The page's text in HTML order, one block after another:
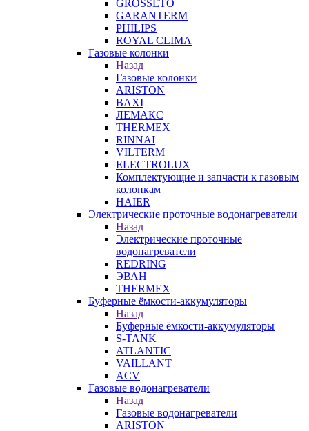
GROSSETO
GARANTERM
PHILIPS
ROYAL CLIMA
Газовые колонки
Назад
Газовые колонки
ARISTON
BAXI
ЛЕМАКС
THERMEX
RINNAI
VILTERM
ELECTROLUX
Комплектующие и запчасти к газовым
колонкам
HAIER
Электрические проточные водонагреватели
Назад
Электрические проточные
водонагреватели
REDRING
ЭВАН
THERMEX
Буферные ёмкости-аккумуляторы
Назад
Буферные ёмкости-аккумуляторы
S-TANK
ATLANTIC
VAILLANT
ACV
Газовые водонагреватели
Назад
Газовые водонагреватели
ARISTON